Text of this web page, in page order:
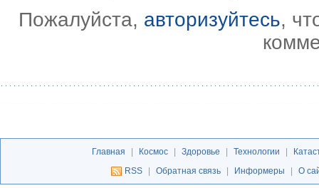
Пожалуйста, авторизуйтесь,
Главная Космос Здоровье Технологии
RSS
Обратная связь Информеры О